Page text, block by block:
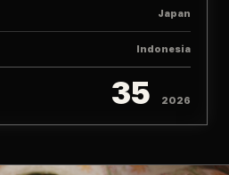
Japan
Indonesia
35 2026